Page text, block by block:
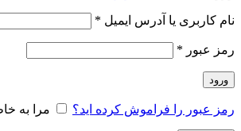
نام کاربری یا آدرس ایمیل *
رمز عبور *
ورود
رمز عبور را فراموش کرده اید؟ مرا به